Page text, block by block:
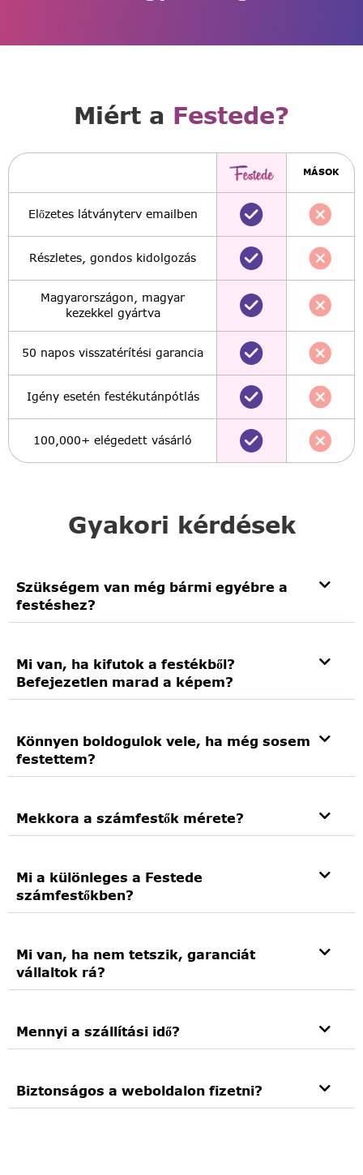
Gyakori kérdések
Szükségem van még bármi egyébre a
festéshez?
Mi van, ha kifutok a festékből?
Befejezetlen marad a képem?
Könnyen boldogulok vele, ha még sosem
festettem?
Mekkora a számfestők mérete?
Mi a különleges a Festede
számfestőkben?
Mi van, ha nem tetszik, garanciát
vállaltok rá?
Mennyi a szállítási idő?
Biztonságos a weboldalon fizetni?
Miért a Festede?
MÁSOK
Előzetes látványterv emailben
Részletes, gondos kidolgozás
Magyarországon, magyar
kezekkel gyártva
50 napos visszatérítési garancia
Igény esetén festékutánpótlás
100,000+ elégedett vásárló